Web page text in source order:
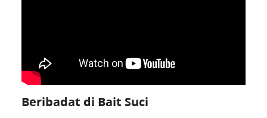
Beribadat di Bait Suci